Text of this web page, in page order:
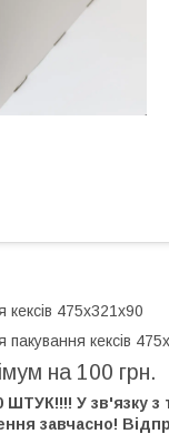
475х321х90
кексів
на 100 грн.
У зв'язку з
завчасно!